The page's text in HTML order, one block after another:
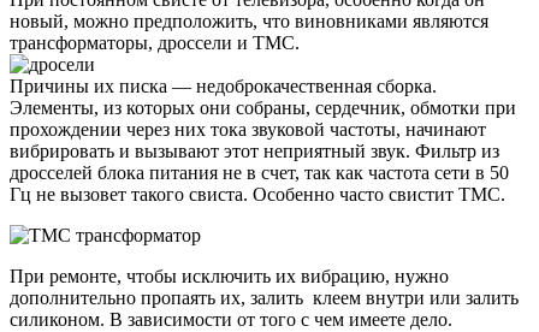
новый, можно предположить, что виновниками являются
трансформаторы, дроссели и ТМС.
Причины их писка — недоброкачественная сборка.
Элементы, из которых они собраны, сердечник, обмотки при
прохождении через них тока звуковой частоты, начинают
вибрировать и вызывают этот неприятный звук. Фильтр из
дросселей блока питания не в счет, так как частота сети в 50
Гц не вызовет такого свиста. Особенно часто свистит ТМС.
При ремонте, чтобы исключить их вибрацию, нужно
дополнительно пропаять их, залить клеем внутри или залить
силиконом. В зависимости от того с чем имеете дело.